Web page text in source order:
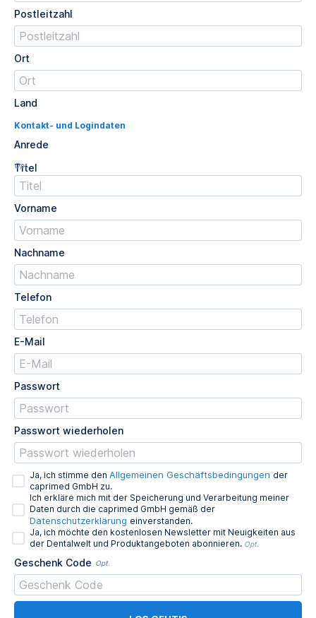
Postleitzahl
Ort
Land
Kontakt- und Logindaten
Anrede
Titel
Opt.
Vorname
Nachname
Telefon
E-Mail
Passwort
Passwort wiederholen
Ja, ich stimme den Allgemeinen Geschäftsbedingungen der
caprimed GmbH zu.
Ich erkläre mich mit der Speicherung und Verarbeitung meiner
Daten durch die caprimed GmbH gemäß der
Datenschutzerklärung einverstanden.
Ja, ich möchte den kostenlosen Newsletter mit Neuigkeiten aus
der Dentalwelt und Produktangeboten abonnieren. Opt.
Geschenk Code Opt.